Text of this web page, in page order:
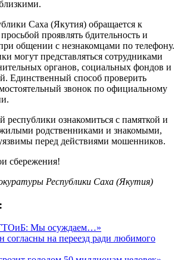
Саха (Якутия) обращается к
проявлять бдительность и
общении с незнакомцами по телефону.
могут представляться сотрудниками
органов, социальных фондов и
Единственный способ проверить
звонок по официальному
республики ознакомиться с памяткой и
родственниками и знакомыми,
перед действиями мошенников.
сбережения!
Республики Саха (Якутия)
Мы осуждаем…»
согласны на переезд ради любимого